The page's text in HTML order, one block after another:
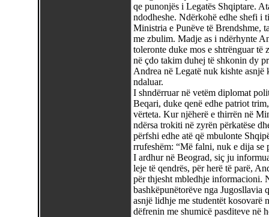
qe punonjës i Legatës Shqiptare.
ndodheshe. Ndërkohë edhe shefi i
Ministria e Punëve të Brendshme,
me zbulim. Madje as i ndërhynte
toleronte duke mos e shtrënguar
në çdo takim duhej të shkonin dy
Andrea në Legatë nuk kishte asnjë
ndaluar.
I shndërruar në vetëm diplomat
Beqari, duke qenë edhe patriot
vërteta. Kur njëherë e thirrën në
ndërsa trokiti në zyrën përkatëse
përfshi edhe atë që mbulonte
rrufeshëm: “Më falni, nuk e dija se
I ardhur në Beograd, siç ju
leje të qendrës, për herë të parë,
për thjesht mbledhje informacioni.
bashkëpunëtorëve nga Jugosllavia
asnjë lidhje me studentët kosovarë
dëfrenin me shumicë pasditeve në